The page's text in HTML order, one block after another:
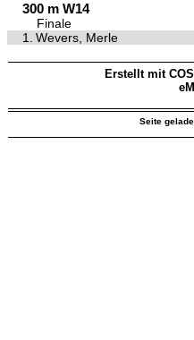
300 m W14
Finale
1.
Wevers, Merle
Erstellt mit
Seite